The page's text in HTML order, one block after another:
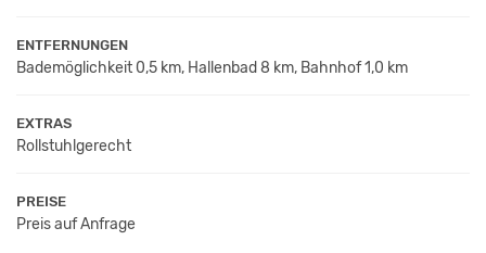
ENTFERNUNGEN
Bademöglichkeit 0,5 km, Hallenbad 8 km, Bahnhof 1,0 km
EXTRAS
Rollstuhlgerecht
PREISE
Preis auf Anfrage